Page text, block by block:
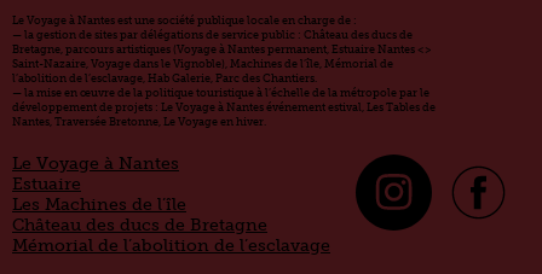
Le Voyage à Nantes est une société publique locale en charge de :
— la gestion de sites par délégations de service public : Château des ducs de
Bretagne, parcours artistiques (Voyage à Nantes permanent, Estuaire Nantes <>
Saint-Nazaire, Voyage dans le Vignoble), Machines de l’île, Mémorial de
l’abolition de l’esclavage, Hab Galerie, Parc des Chantiers.
— la mise en œuvre de la politique touristique à l’échelle de la métropole par le
développement de projets : Le Voyage à Nantes événement estival, Les Tables de
Nantes, Traversée Bretonne, Le Voyage en hiver.
Le Voyage à Nantes
Estuaire
Les Machines de l’île
Château des ducs de Bretagne
Mémorial de l’abolition de l’esclavage